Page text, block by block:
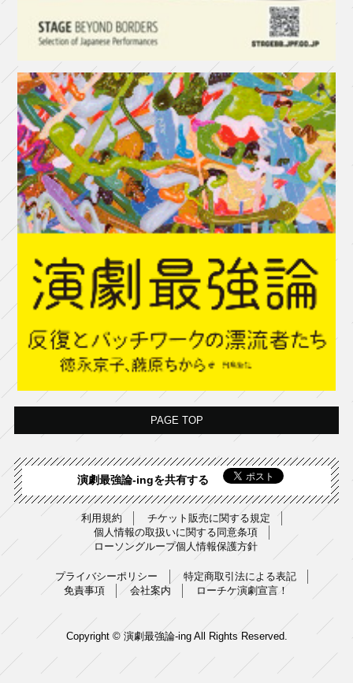
PAGE TOP
演劇最強論-ingを共有する
利用規約
チケット販売に関する規定
個人情報の取扱いに関する同意条項
ローソングループ個人情報保護方針
プライバシーポリシー
特定商取引法による表記
免責事項
会社案内 ローチケ演劇宣言！
Copyright © 演劇最強論-ing All Rights Reserved.